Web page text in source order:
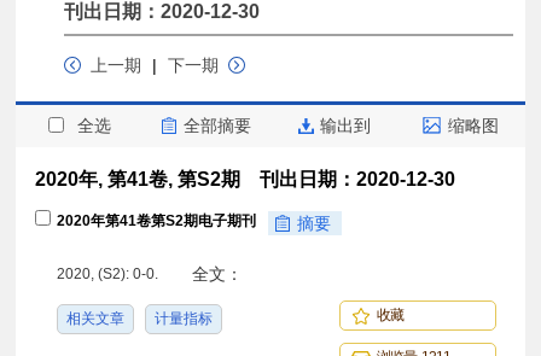
刊出日期：2020-12-30
上一期 | 下一期
全选 全部摘要 输出到 缩略图
2020年, 第41卷, 第S2期 刊出日期：2020-12-30
2020年第41卷第S2期电子期刊 摘要
2020, (S2): 0-0. 全文：
相关文章 计量指标 收藏